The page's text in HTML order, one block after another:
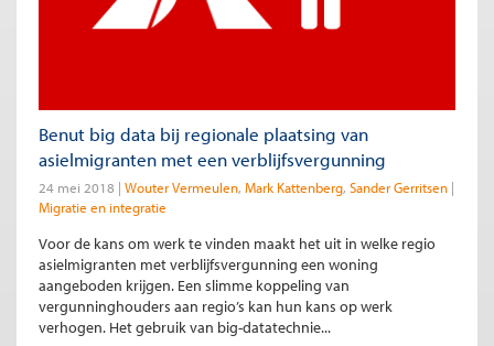
Benut big data bij regionale plaatsing van
asielmigranten met een verblijfsvergunning
24 mei 2018 Wouter Vermeulen Mark Kattenberg Sander Gerritsen
Migratie en integratie
Voor de kans om werk te vinden maakt het uit in welke regio
asielmigranten met verblijfsvergunning een woning
aangeboden krijgen. Een slimme koppeling van
vergunninghouders aan regio’s kan hun kans op werk
verhogen. Het gebruik van big-datatechnie...